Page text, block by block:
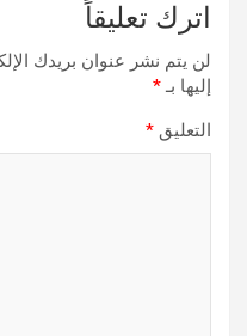
اترك تعليقاً
لن يتم نشر عنوان بريدك
إليها بـ*
التعليق *